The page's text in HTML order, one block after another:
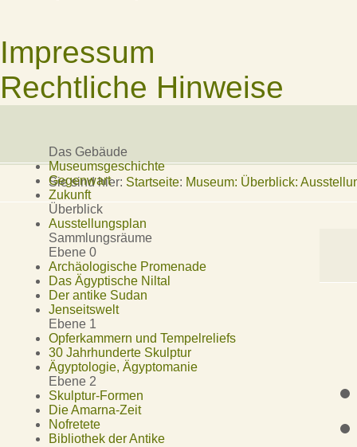
Impressum
Rechtliche Hinweise
Das Gebäude
Museumsgeschichte
Gegenwart
Zukunft
Überblick
Ausstellungsplan
Sammlungsräume
Ebene 0
Archäologische Promenade
Das Ägyptische Niltal
Der antike Sudan
Jenseitswelt
Ebene 1
Opferkammern und Tempelreliefs
30 Jahrhunderte Skulptur
Ägyptologie, Ägyptomanie
Ebene 2
Skulptur-Formen
Die Amarna-Zeit
Nofretete
Bibliothek der Antike
Sie sind hier: Startseite: Museum: Überblick: